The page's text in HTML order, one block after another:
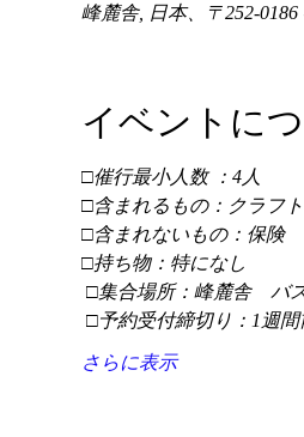
峰麓舎, 日本、〒252-
イベントに
□催行最小人数 ：4人
□含まれるもの：クラフ
□含まれないもの：保険
□持ち物：特になし
□集合場所：峰麓舎　バ
□予約受付締切り：1週
さらに表示